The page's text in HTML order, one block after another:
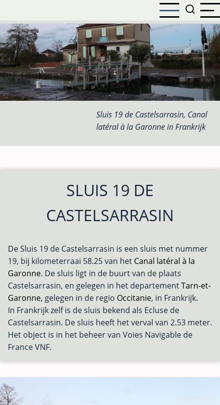
naar
de
inhoud
gaan
Sluis 19 de Castelsarrasin, Canal
latéral à la Garonne in Frankrijk
SLUIS 19 DE
CASTELSARRASIN
De Sluis 19 de Castelsarrasin is een sluis met nummer
19, bij kilometerraai 58.25 van het Canal latéral à la
Garonne. De sluis ligt in de buurt van de plaats
Castelsarrasin, en gelegen in het departementTarn-et-
Garonne, gelegen in de regio Occitanie, in Frankrijk.
In Frankrijk zelf is de sluis bekend als Ecluse de
Castelsarrasin. De sluis heeft het verval van 2.53 meter.
Het object is in het beheer van Voies Navigable de
France VNF.